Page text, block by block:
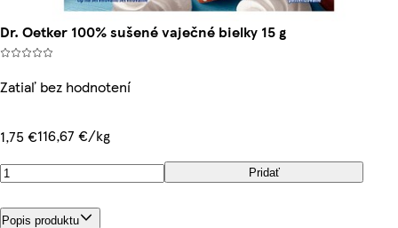
Dr. Oetker 100% sušené vaječné bielky 15 g
Zatiaľ bez hodnotení
1,75 €116,67 €/kg
Pridať
Popis produktu